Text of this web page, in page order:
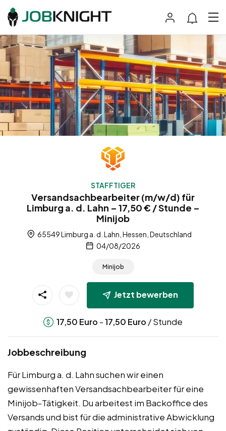
STAFFTIGER
Versandsachbearbeiter (m/w/d) für
Limburg a. d. Lahn – 17,50 € / Stunde –
Minijob
65549 Limburg a. d. Lahn, Hessen, Deutschland
04/08/2026
Minijob
Jetzt bewerben
17,50 Euro -17,50 Euro / Stunde
Jobbeschreibung
Für Limburg a. d. Lahn suchen wir einen
gewissenhaften Versandsachbearbeiter für eine
Minijob-Tätigkeit. Du arbeitest im Backoffice des
Versands und bist für die administrative Abwicklung